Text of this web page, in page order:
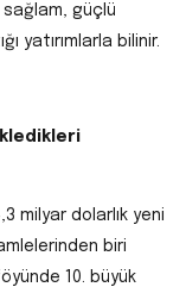
güçlü
yatırımlarla bilinir.
milyar dolarlık yeni
biri
10. büyük